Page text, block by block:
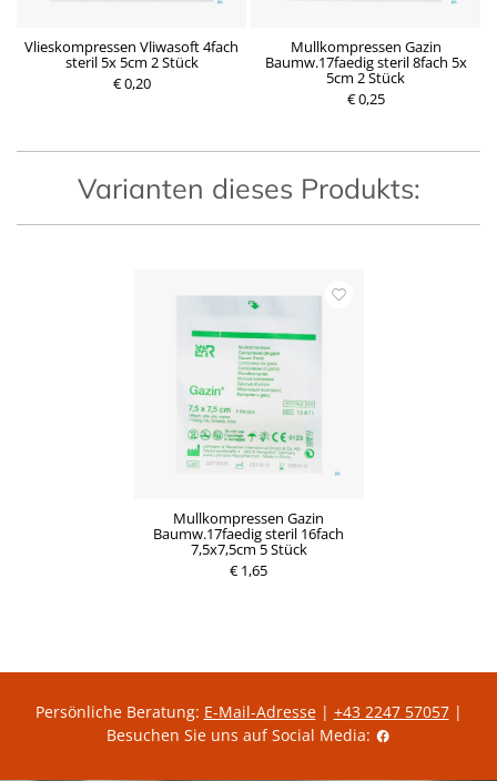
Vlieskompressen Vliwasoft 4fach
steril 5x 5cm 2 Stück
€ 0,20
Mullkompressen Gazin
Baumw.17faedig steril 8fach 5x
5cm 2 Stück
€ 0,25
Varianten dieses Produkts:
Mullkompressen Gazin
Baumw.17faedig steril 16fach
7,5x7,5cm 5 Stück
€ 1,65
Persönliche Beratung: E-Mail-Adresse| +43 2247 57057|
Besuchen Sie uns auf Social Media: